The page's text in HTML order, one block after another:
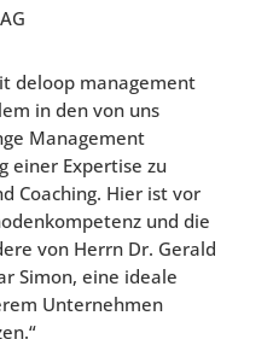
deloop management
in den von uns
Management
einer Expertise zu
Coaching. Hier ist vor
und die
von Herrn Dr. Gerald
Simon, eine ideale
Unternehmen